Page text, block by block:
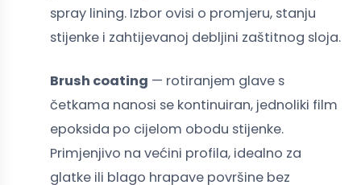
spray lining. Izbor ovisi o promjeru, stanju
stijenke i zahtijevanoj debljini zaštitnog sloja.
Brush coating — rotiranjem glave s
četkama nanosi se kontinuiran, jednoliki film
epoksida po cijelom obodu stijenke.
Primjenjivo na većini profila, idealno za
glatke ili blago hrapave površine bez